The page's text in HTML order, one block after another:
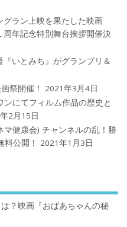
グラン上映を果たした映画
周年記念特別舞台挨拶開催決
いとみち』がグランプリ＆
祭開催！
2021年3月4日
にてフィルム作品の歴史と
2月15日
健康会) チャンネルの乱！勝
公開！
2021年1月3日
？映画『おばあちゃんの秘